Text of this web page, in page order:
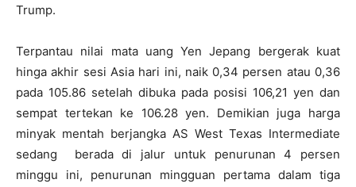
Trump.
Terpantau nilai mata uang Yen Jepang bergerak kuat
hinga akhir sesi Asia hari ini, naik 0,34 persen atau 0,36
pada 105.86 setelah dibuka pada posisi 106,21 yen dan
sempat tertekan ke 106.28 yen. Demikian juga harga
minyak mentah berjangka AS West Texas Intermediate
sedang berada di jalur untuk penurunan 4 persen
minggu ini, penurunan mingguan pertama dalam tiga